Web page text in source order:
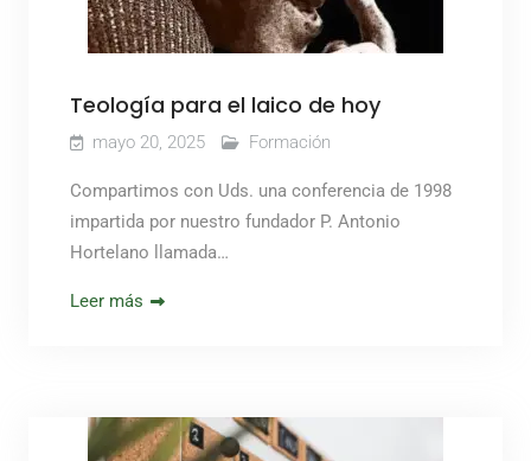
Teología para el laico de hoy
mayo 20, 2025 Formación
Compartimos con Uds. una conferencia de 1998
impartida por nuestro fundador P. Antonio
Hortelano llamada…
Leer más